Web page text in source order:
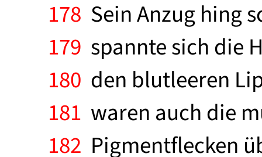
178 Sein Anzug hing
179 spannte sich die
180 den blutleeren
181 waren auch die
182 Pigmentflecken